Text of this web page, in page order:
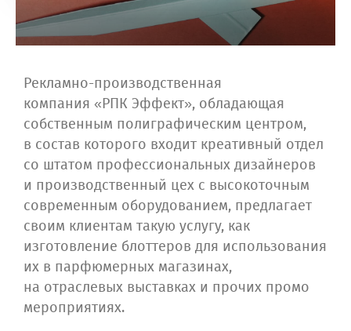
Рекламно-производственная
компания «РПК Эффект», обладающая
собственным полиграфическим центром,
в состав которого входит креативный отдел
со штатом профессиональных дизайнеров
и производственный цех с высокоточным
современным оборудованием, предлагает
своим клиентам такую услугу, как
изготовление блоттеров для использования
их в парфюмерных магазинах,
на отраслевых выставках и прочих промо
мероприятиях.